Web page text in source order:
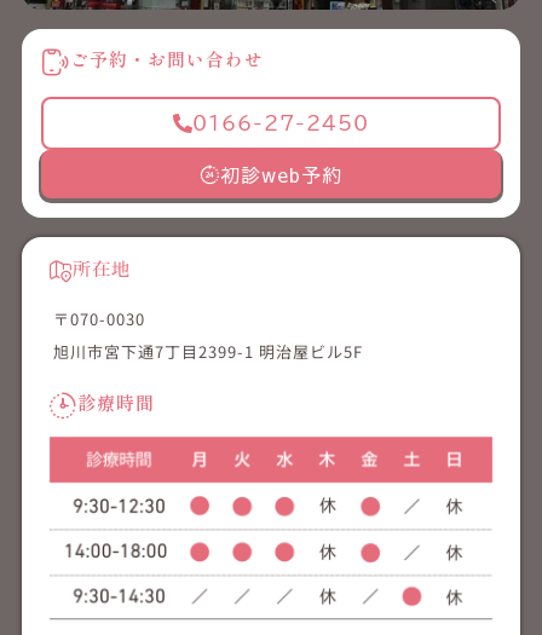
ご予約・お問い合わせ
0166-27-2450
初診web予約
所在地
〒070-0030
旭川市宮下通7丁目2399-1 明治屋ビル5F
診療時間